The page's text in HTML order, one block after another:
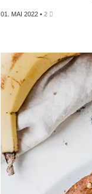
01. MAI 2022 • 2